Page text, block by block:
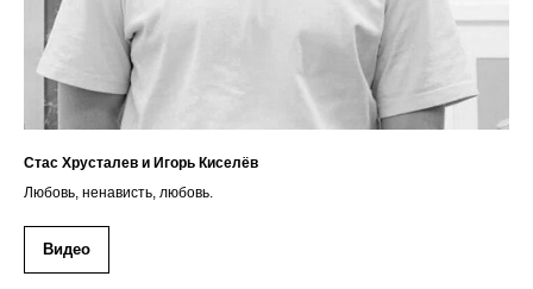
Стас Хрусталев и Игорь Киселёв
Любовь, ненависть, любовь.
Видео